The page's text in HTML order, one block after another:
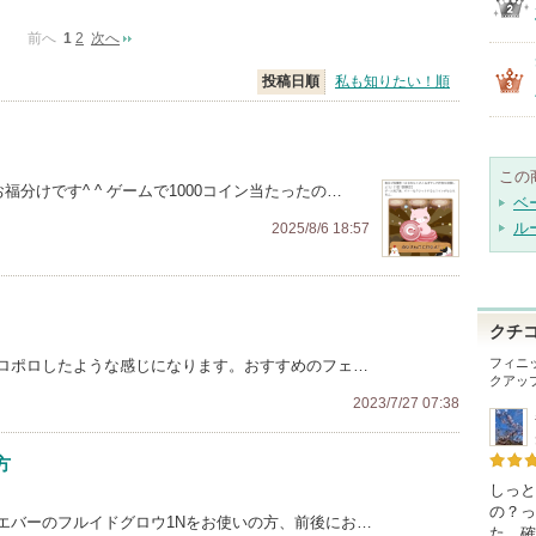
前へ 1 2 次へ
投稿日順 私も知りたい！順
分けです^ ^ ゲームで1000コイン当たったの…
2025/8/6 18:57
ポロしたような感じになります。おすすめのフェ…
2023/7/27 07:38
バーのフルイドグロウ1Nをお使いの方、前後にお…
この
ベ
ル
クチ
フィニ
クアッ
しっ
の？